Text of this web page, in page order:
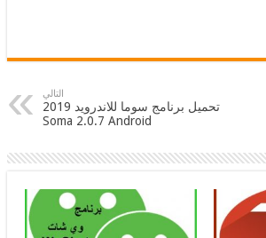
التالي
تحميل برنامج سوما للاندرويد 2019
Soma 2.0.7 Android